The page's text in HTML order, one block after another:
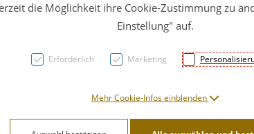
die Möglichkeit ihre Cookie-Zustimmung zu
Einstellung" auf.
Erforderlich Marketing
Mehr Cookie-Infos einblenden